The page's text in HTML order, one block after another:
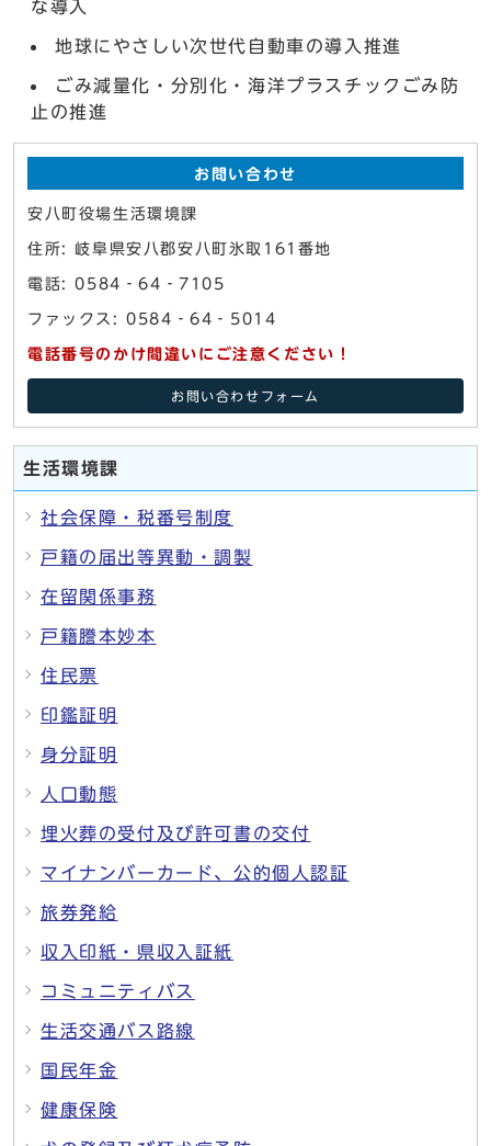
な導入
地球にやさしい次世代自動車の導入推進
ごみ減量化・分別化・海洋プラスチックごみ防
止の推進
お問い合わせ
安八町役場生活環境課
住所: 岐阜県安八郡安八町氷取161番地
電話: 0584‐64‐7105
ファックス: 0584‐64‐5014
電話番号のかけ間違いにご注意ください！
お問い合わせフォーム
生活環境課
社会保障・税番号制度
戸籍の届出等異動・調製
在留関係事務
戸籍謄本妙本
住民票
印鑑証明
身分証明
人口動態
埋火葬の受付及び許可書の交付
マイナンバーカード、公的個人認証
旅券発給
収入印紙・県収入証紙
コミュニティバス
生活交通バス路線
国民年金
健康保険